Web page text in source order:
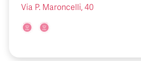
Via P. Maroncelli, 40